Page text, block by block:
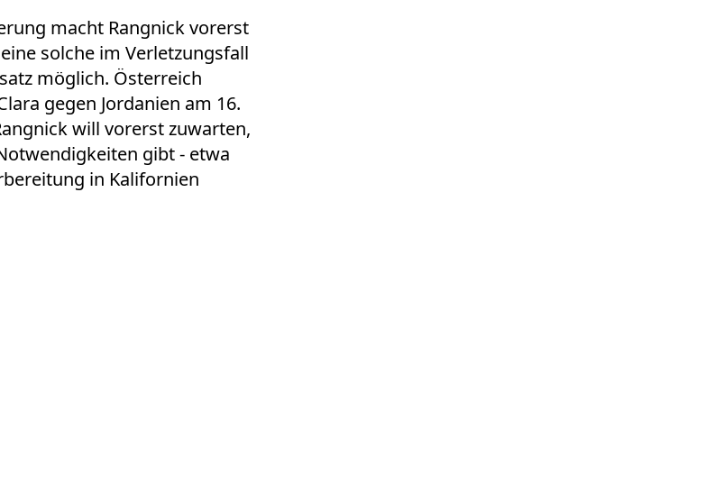
macht Rangnick vorerst
solche im Verletzungsfall
möglich. Österreich
gegen Jordanien am 16.
will vorerst zuwarten,
gibt - etwa
in Kalifornien